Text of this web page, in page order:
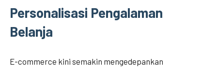
Personalisasi Pengalaman
Belanja
E-commerce kini semakin mengedepankan